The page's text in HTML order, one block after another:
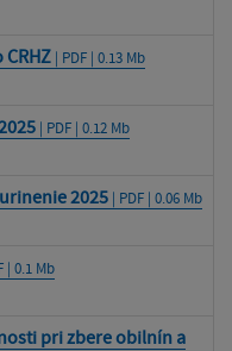
| PDF | 0.13 Mb
| PDF | 0.12 Mb
2025 | PDF | 0.06 Mb
| 0.1 Mb
pri zbere obilnín a